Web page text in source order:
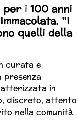
i 100 anni
”I
quelli della
curata e
presenza
in
discreto, attento
nella comunità.